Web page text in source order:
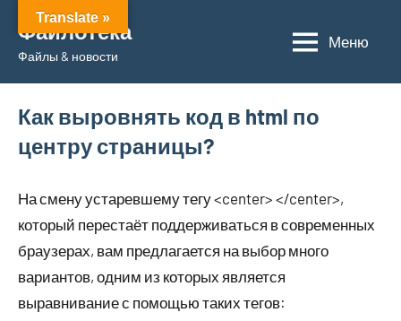
Перейти
содержимому
Файлотека
Файлы & новости
Меню
Как выровнять код в html по
центру страницы?
На смену устаревшему тегу <center> </center>,
который перестаёт поддерживаться в современных
браузерах, вам предлагается на выбор много
вариантов, одним из которых является
выравнивание с помощью таких тегов:
Translate »